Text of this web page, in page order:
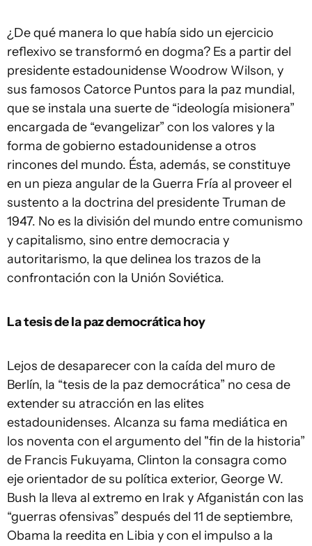
¿De qué manera lo que había sido un ejercicio
reflexivo se transformó en dogma? Es a partir del
presidente estadounidense Woodrow Wilson, y
sus famosos Catorce Puntos para la paz mundial,
que se instala una suerte de “ideología misionera”
encargada de “evangelizar” con los valores y la
forma de gobierno estadounidense a otros
rincones del mundo. Ésta, además, se constituye
en un pieza angular de la Guerra Fría al proveer el
sustento a la doctrina del presidente Truman de
1947. No es la división del mundo entre comunismo
y capitalismo, sino entre democracia y
autoritarismo, la que delinea los trazos de la
confrontación con la Unión Soviética.
La tesis de la paz democrática hoy
Lejos de desaparecer con la caída del muro de
Berlín, la “tesis de la paz democrática” no cesa de
extender su atracción en las elites
estadounidenses. Alcanza su fama mediática en
los noventa con el argumento del "fin de la historia”
de Francis Fukuyama, Clinton la consagra como
eje orientador de su política exterior, George W.
Bush la lleva al extremo en Irak y Afganistán con las
“guerras ofensivas” después del 11 de septiembre,
Obama la reedita en Libia y con el impulso a la